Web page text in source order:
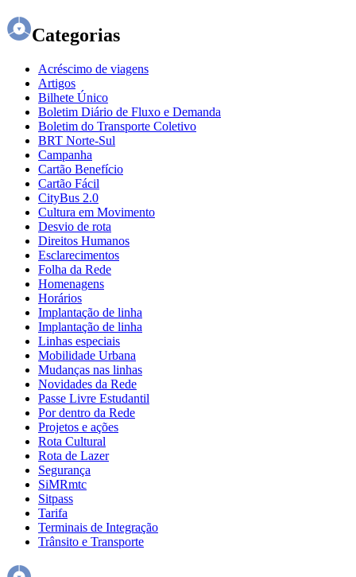
Categorias
Acréscimo de viagens
Artigos
Bilhete Único
Boletim Diário de Fluxo e Demanda
Boletim do Transporte Coletivo
BRT Norte-Sul
Campanha
Cartão Benefício
Cartão Fácil
CityBus 2.0
Cultura em Movimento
Desvio de rota
Direitos Humanos
Esclarecimentos
Folha da Rede
Homenagens
Horários
Implantação de linha
Implantação de linha
Linhas especiais
Mobilidade Urbana
Mudanças nas linhas
Novidades da Rede
Passe Livre Estudantil
Por dentro da Rede
Projetos e ações
Rota Cultural
Rota de Lazer
Segurança
SiMRmtc
Sitpass
Tarifa
Terminais de Integração
Trânsito e Transporte